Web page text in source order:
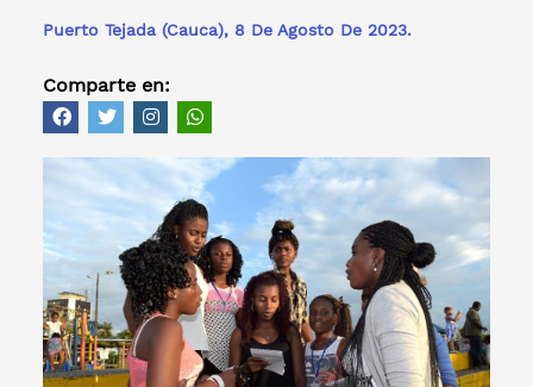
Puerto Tejada (Cauca), 8 De Agosto De 2023.
Comparte en: